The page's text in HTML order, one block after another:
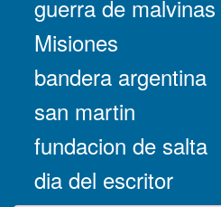
guerra de malvinas
Misiones
bandera argentina
san martin
fundacion de salta
dia del escritor